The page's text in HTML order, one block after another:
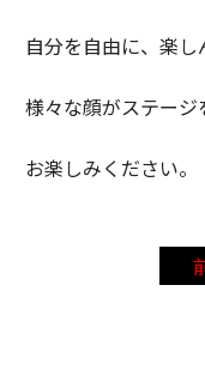
自分を自由に、楽
様々な顔がステージ
お楽しみください。